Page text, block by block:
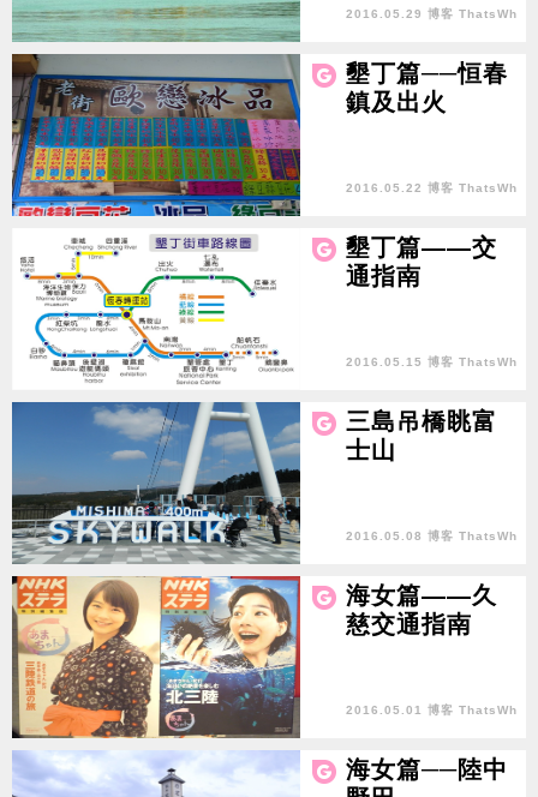
2016.05.29 博客 ThatsWh
墾丁篇──恒春
鎮及出火
2016.05.22 博客 ThatsWh
墾丁篇——交
通指南
2016.05.15 博客 ThatsWh
三島吊橋眺富
士山
2016.05.08 博客 ThatsWh
海女篇——久
慈交通指南
2016.05.01 博客 ThatsWh
海女篇──陸中